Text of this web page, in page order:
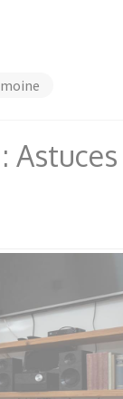
Astuces